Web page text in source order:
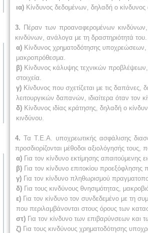
ια) Κίνδυνος δεδομένων, δηλαδή ο
3. Πέραν των προαναφερομένων κινδύνων,
κινδύνων, ανάλογα με τη δραστηριότητά του.
α) Κίνδυνος χρηματοδότησης
μακροπρόθεσμα.
β) Κίνδυνος κάλυψης τεχνικών
στοιχεία.
γ) Κίνδυνος που σχετίζεται με τις
λειτουργικών δαπανών, ιδιαίτερα όταν τον
δ) Κίνδυνος ιδίας κράτησης, δηλαδή ο
κινδύνου.
4. Τα Τ.Ε.Α. υποχρεωτικής ασφάλισης
προσδιορίζονται μέθοδοι αξιολόγησής τους,
α) Για τον κίνδυνο εκτίμησης απαιτούμενης
β) Για τον κίνδυνο επιτοκίου
γ) Για τον κίνδυνο πληθωρισμού
δ) Για τους κινδύνους θνησιμότητας,
ε) Για τον κίνδυνο τον συνδεδεμένο με τη
που περιλαμβάνονται στους όρους των
στ) Για τον κίνδυνο των επιβαρύνσεων και
ζ) Για τους κινδύνους χρηματοδότησης